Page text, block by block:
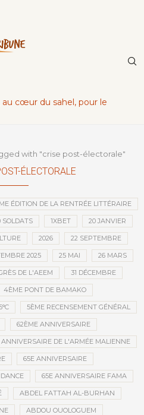
cœur du sahel, pour le
with "crise post-électorale"
ÉLECTORALE
ÉDITION DE LA RENTRÉE LITTÉRAIRE
SOLDATS 1XBET 20 JANVIER
2026 22 SEPTEMBRE
2025 25 MAI 26 MARS
DE L'AEEM 31 DÉCEMBRE
4ÈME PONT DE BAMAKO
5ÈME RECENSEMENT GÉNÉRAL
62ÈME ANNIVERSAIRE
ANNIVERSAIRE DE L'ARMÉE MALIENNE
65E ANNIVERSAIRE
65E ANNIVERSAIRE FAMA
ABDEL FATTAH AL-BURHAN
ABDOU OUOLOGUEM